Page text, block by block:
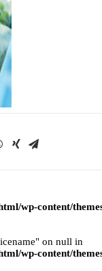
wp-content/
on null in
wp-content/